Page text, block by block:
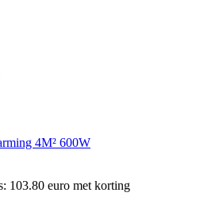
4M² 600W
103.80 euro met korting